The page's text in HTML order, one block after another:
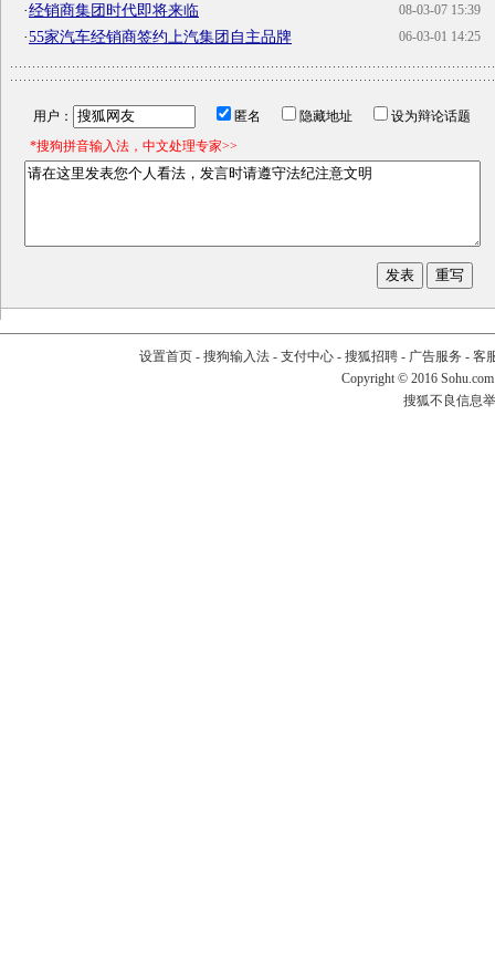
08-03-07 15:39
·经销商集团时代即将来临
06-03-01 14:25
·55家汽车经销商签约上汽集团自主品牌
用户： 匿名 隐藏地址
设为辩论话题
*搜狗拼音输入法，中文处理专家>>
设置首页- 搜狗输入法- 支付中心- 搜狐招聘- 广告服务 - 客
Copyright © 2016
搜狐不良信息